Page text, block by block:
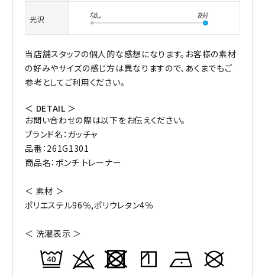
光沢
当店舗スタッフの個人的な感想になります。お客様の素材
の好みやサイズの感じ方は異なりますので、あくまでもご
参考としてご利用ください。
＜ DETAIL ＞
お問い合わせの際は以下をお伝えください。
ブランド名：ガッチャ
品番：261G1301
商品名：ポンチ トレーナー
＜ 素材 ＞
ポリエステル96％,ポリウレタン4％
＜ 洗濯表示 ＞